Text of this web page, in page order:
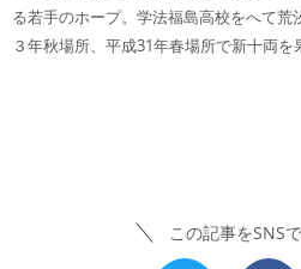
る若手のホープ。学法福島高校をへて荒
３年秋場所、平成31年春場所で新十両を
この記事をSNS